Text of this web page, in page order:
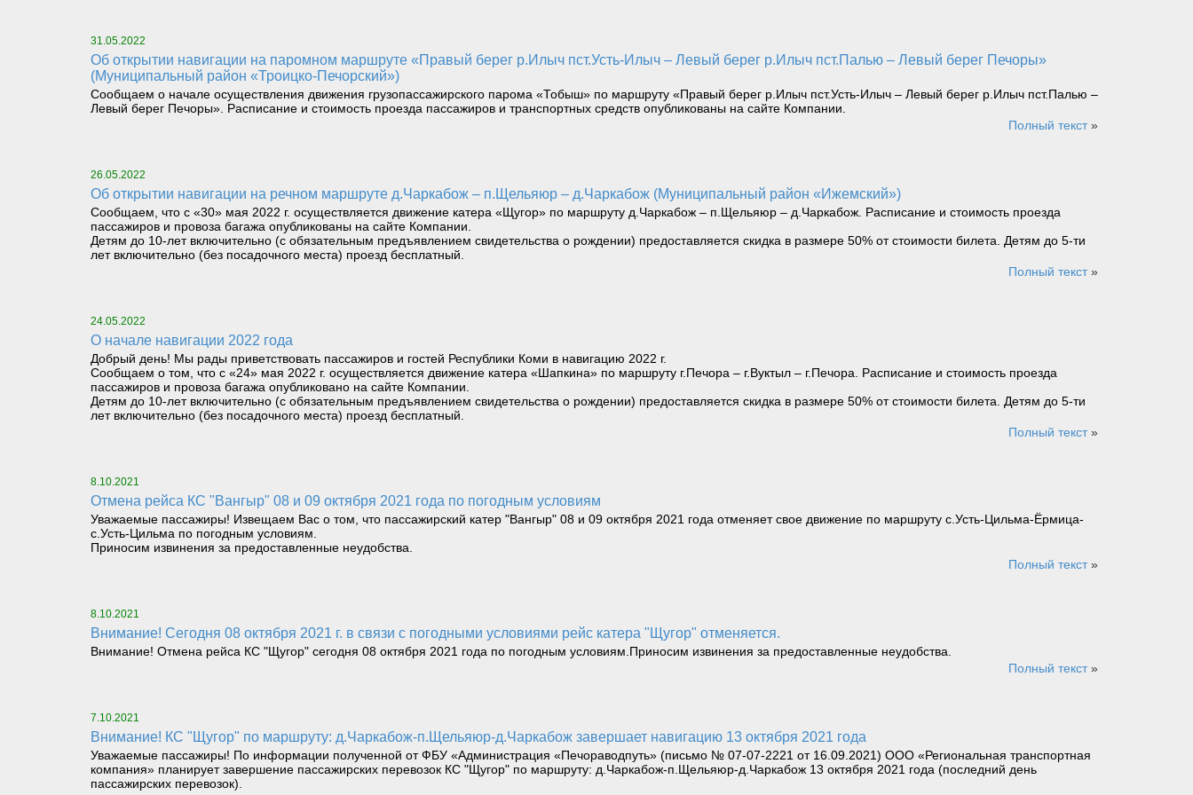
31.05.2022
Об открытии навигации на паромном маршруте «Правый берег р.Илыч пст.Усть-Илыч – Левый берег р.Илыч пст.Палью – Левый берег Печоры»
(Муниципальный район «Троицко-Печорский»)
Сообщаем о начале осуществления движения грузопассажирского парома «Тобыш» по маршруту «Правый берег р.Илыч пст.Усть-Илыч – Левый берег р.Илыч пст.Палью –
Левый берег Печоры». Расписание и стоимость проезда пассажиров и транспортных средств опубликованы на сайте Компании.
Полный текст»
26.05.2022
Об открытии навигации на речном маршруте д.Чаркабож – п.Щельяюр – д.Чаркабож (Муниципальный район «Ижемский»)
Сообщаем, что с «30» мая 2022 г. осуществляется движение катера «Щугор» по маршруту д.Чаркабож – п.Щельяюр – д.Чаркабож. Расписание и стоимость проезда
пассажиров и провоза багажа опубликованы на сайте Компании.
Детям до 10-лет включительно (с обязательным предъявлением свидетельства о рождении) предоставляется скидка в размере 50% от стоимости билета. Детям до 5-ти
лет включительно (без посадочного места) проезд бесплатный.
Полный текст»
24.05.2022
О начале навигации 2022 года
Добрый день! Мы рады приветствовать пассажиров и гостей Республики Коми в навигацию 2022 г.
Сообщаем о том, что с «24» мая 2022 г. осуществляется движение катера «Шапкина» по маршруту г.Печора – г.Вуктыл – г.Печора. Расписание и стоимость проезда
пассажиров и провоза багажа опубликовано на сайте Компании.
Детям до 10-лет включительно (с обязательным предъявлением свидетельства о рождении) предоставляется скидка в размере 50% от стоимости билета. Детям до 5-ти
лет включительно (без посадочного места) проезд бесплатный.
Полный текст»
8.10.2021
Отмена рейса КС "Вангыр" 08 и 09 октября 2021 года по погодным условиям
Уважаемые пассажиры! Извещаем Вас о том, что пассажирский катер "Вангыр" 08 и 09 октября 2021 года отменяет свое движение по маршруту с.Усть-Цильма-Ёрмица-
с.Усть-Цильма по погодным условиям.
Приносим извинения за предоставленные неудобства.
Полный текст»
8.10.2021
Внимание! Сегодня 08 октября 2021 г. в связи с погодными условиями рейс катера "Щугор" отменяется.
Внимание! Отмена рейса КС "Щугор" сегодня 08 октября 2021 года по погодным условиям.Приносим извинения за предоставленные неудобства.
Полный текст»
7.10.2021
Внимание! КС "Щугор" по маршруту: д.Чаркабож-п.Щельяюр-д.Чаркабож завершает навигацию 13 октября 2021 года
Уважаемые пассажиры! По информации полученной от ФБУ «Администрация «Печораводпуть» (письмо № 07-07-2221 от 16.09.2021) ООО «Региональная транспортная
компания» планирует завершение пассажирских перевозок КС "Щугор" по маршруту: д.Чаркабож-п.Щельяюр-д.Чаркабож 13 октября 2021 года (последний день
пассажирских перевозок).